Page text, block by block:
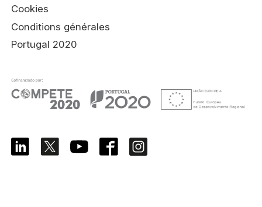
Cookies
Conditions générales
Portugal 2020